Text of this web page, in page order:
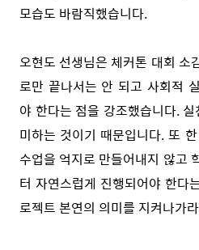
모습도 바람직했습니다.
오현도 선생님은 체커톤 대회 소
로만 끝나서는 안 되고 사회적
야 한다는 점을 강조했습니다.
미하는 것이기 때문입니다. 또
수업을 억지로 만들어내지 않고
터 자연스럽게 진행되어야 한다
로젝트 본연의 의미를 지켜나가